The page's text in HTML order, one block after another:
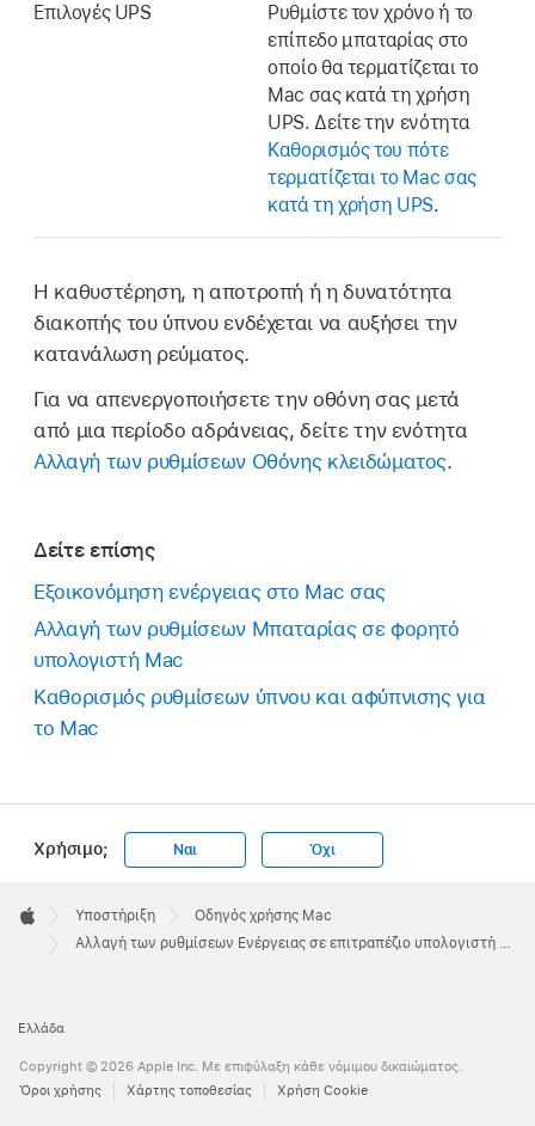
Επιλογές UPS
Ρυθμίστε τον χρόνο ή το
επίπεδο μπαταρίας στο
οποίο θα τερματίζεται το
Mac σας κατά τη χρήση
UPS. Δείτε την ενότητα
Καθορισμός του πότε
τερματίζεται το Mac σας
κατά τη χρήση UPS.
Η καθυστέρηση, η αποτροπή ή η δυνατότητα
διακοπής του ύπνου ενδέχεται να αυξήσει την
κατανάλωση ρεύματος.
Για να απενεργοποιήσετε την οθόνη σας μετά
από μια περίοδο αδράνειας, δείτε την ενότητα
Αλλαγή των ρυθμίσεων Οθόνης κλειδώματος.
Δείτε επίσης
Εξοικονόμηση ενέργειας στο Mac σας
Αλλαγή των ρυθμίσεων Μπαταρίας σε φορητό
υπολογιστή Mac
Καθορισμός ρυθμίσεων ύπνου και αφύπνισης για
το Mac
Χρήσιμο; Ναι Όχι
Footer

Apple
Υποστήριξη
Οδηγός χρήσης Mac
Αλλαγή των ρυθμίσεων Ενέργειας σε επιτραπέζιο υπολογιστή Mac
Ελλάδα
Copyright © 2026 Apple Inc. Με επιφύλαξη κάθε νόμιμου δικαιώματος.
Όροι χρήσης
Χάρτης τοποθεσίας Χρήση Cookie